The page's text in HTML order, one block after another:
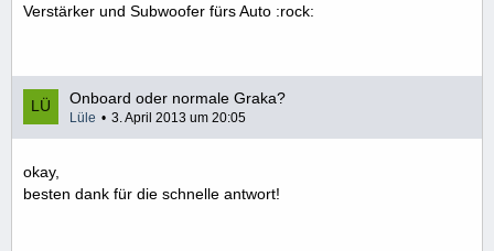
Verstärker und Subwoofer fürs Auto :rock:
Onboard oder normale Graka?
Lüle 3. April 2013 um 20:05
okay,
besten dank für die schnelle antwort!